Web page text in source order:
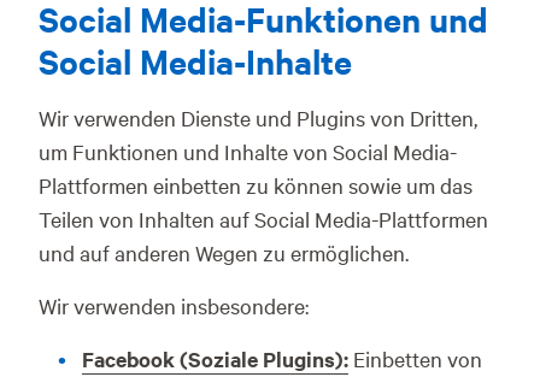
Social Media-Funktionen und
Social Media-Inhalte
Wir verwenden Dienste und Plugins von Dritten,
um Funktionen und Inhalte von Social Media-
Plattformen einbetten zu können sowie um das
Teilen von Inhalten auf Social Media-Plattformen
und auf anderen Wegen zu ermöglichen.
Wir verwenden insbesondere:
Facebook (Soziale Plugins): Einbetten von